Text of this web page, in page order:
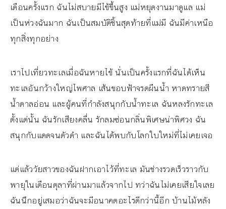
เดือนครั้งแรก ฉันไม่สบายมีไข้ขึ้นสูง แม่หยุดงานมาดูแล แม่
เป็นห่วงฉันมาก ฉันเป็นสมบัติชิ้นสุดท้ายที่แม่มี ฉันมีค่าเหนือ
ทุกสิ่งทุกอย่าง
เราไปเที่ยวทะเลเมื่อฉันหายไข้ นั่นเป็นครั้งแรกที่ฉันได้เห็น
ทะเลอันกว้างใหญ่ไพศาล เส้นขอบฟ้าจรดผืนน้ำ หาดทรายสี
น้ำตาลอ่อน และผู้คนที่กำลังสนุกกับน้ำทะเล ฉันหลงรักทะเล
ตั้งแต่นั้น ฉันรักเสียงคลื่น รักลมซ่อนกลิ่นพิเศษน่าพิศวง ฉัน
สนุกกับแดดจนตัวดำ และฉันได้พบกับโลกใบใหม่ที่ไม่เคยเจอ
แต่แล้ววัยสาวของฉันฝากเอาไว้ที่ทะเล มันช่างรวดเร็วราวกับ
พายุในเดือนตุลาที่ผ่านมาแล้วจากไป ทว่าฉันไม่เคยเสียใจเลย
ฉันนึกอยู่เสมอว่าฉันจะมีอนาคตอะไรดีกว่านี้อีก บ้านไม้หลัง